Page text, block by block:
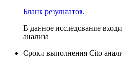
Бланк результатов.
В данное исследование
анализа
Сроки выполнения Cito